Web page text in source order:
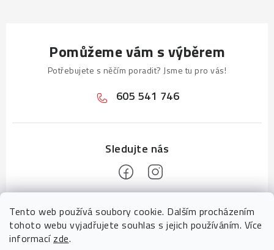
Tento web používá soubory cookie. Dalším procházením
tohoto webu vyjadřujete souhlas s jejich používáním. Více
informací zde.
Pomůžeme vám s výběrem
Potřebujete s něčím poradit? Jsme tu pro vás!
605 541 746